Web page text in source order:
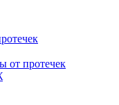
от протечек